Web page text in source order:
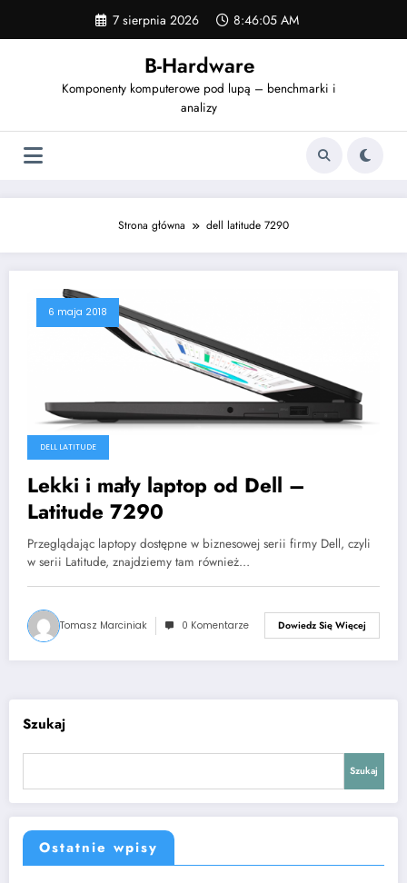
content
7 sierpnia 2026 8:46:05 AM
B-Hardware
Komponenty komputerowe pod lupą – benchmarki i
analizy
Strona główna dell latitude 7290
6 maja 2018
DELL LATITUDE
Lekki i mały laptop od Dell –
Latitude 7290
Przeglądając laptopy dostępne w biznesowej serii firmy Dell, czyli
w serii Latitude, znajdziemy tam również…
Tomasz Marciniak 0 Komentarze Dowiedz Się Więcej
Szukaj
Szukaj
Ostatnie wpisy